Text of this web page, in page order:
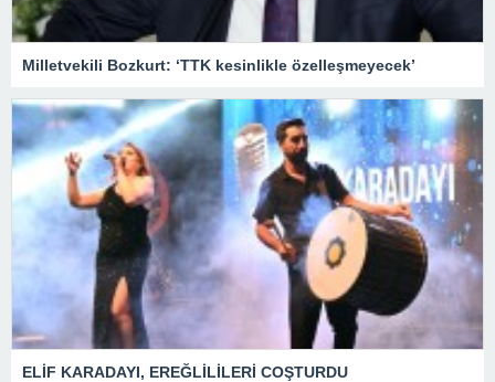
Milletvekili Bozkurt: ‘TTK kesinlikle özelleşmeyecek’
ELİF KARADAYI, EREĞLİLİLERİ COŞTURDU